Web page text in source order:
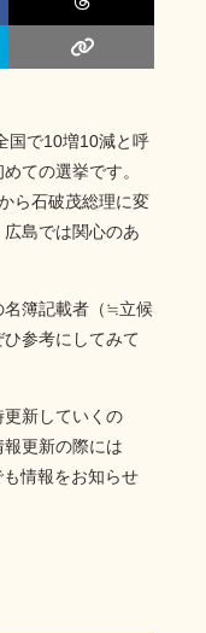
国で10増10減と呼
ての選挙です。
ら石破茂総理に変
島では関心のあ
名簿記載者（≒立候
参考にしてみて
新していくの
更新の際には
も情報をお知らせ